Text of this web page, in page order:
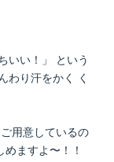
いい！」 という
わり汗をかく く
用意しているの
ますよ〜！！